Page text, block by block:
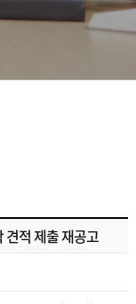
견적 제출 재공고